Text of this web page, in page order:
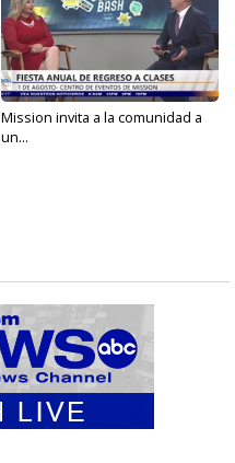
Mission invita a la comunidad a
un...